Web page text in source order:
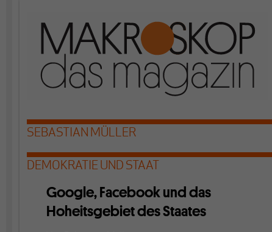
SEBASTIAN MÜLLER
DEMOKRATIE UND STAAT
Google, Facebook und das
Hoheitsgebiet des Staates